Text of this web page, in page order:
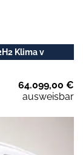
Klima v
64.099,00 €
ausweisbar